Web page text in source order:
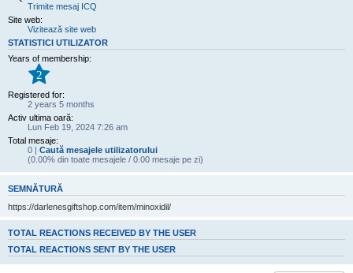
Trimite mesaj ICQ
Site web:
Vizitează site web
STATISTICI UTILIZATOR
Years of membership:
2
Registered for:
2 years 5 months
Activ ultima oară:
Lun Feb 19, 2024 7:26 am
Total mesaje:
0 | Caută mesajele utilizatorului
(0.00% din toate mesajele / 0.00 mesaje pe zi)
SEMNĂTURĂ
https://darlenesgiftshop.com/item/minoxidil/
TOTAL REACTIONS RECEIVED BY THE USER
TOTAL REACTIONS SENT BY THE USER